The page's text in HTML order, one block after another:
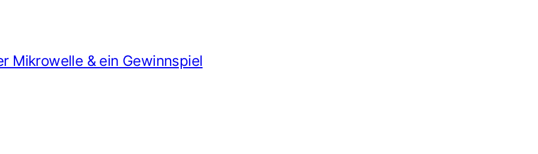
Mikrowelle & ein Gewinnspiel